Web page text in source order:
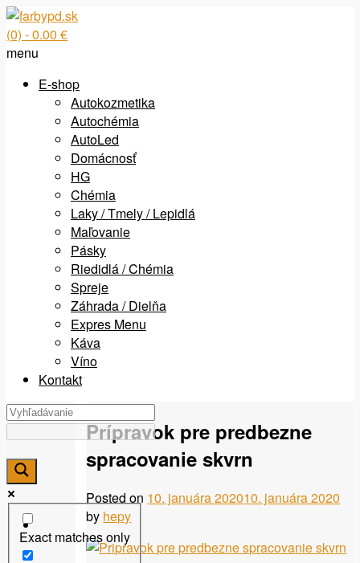
(0) - 0.00 €
menu
E-shop
Autokozmetika
Autochémia
AutoLed
Domácnosť
HG
Chémia
Laky / Tmely / Lepidlá
Maľovanie
Pásky
Riedidlá / Chémia
Spreje
Záhrada / Dielňa
Expres Menu
Káva
Víno
Kontakt
Prípravok pre predbezne
spracovanie skvrn
Posted on 10. januára 202010. januára 2020
by hepy
Exact matches only